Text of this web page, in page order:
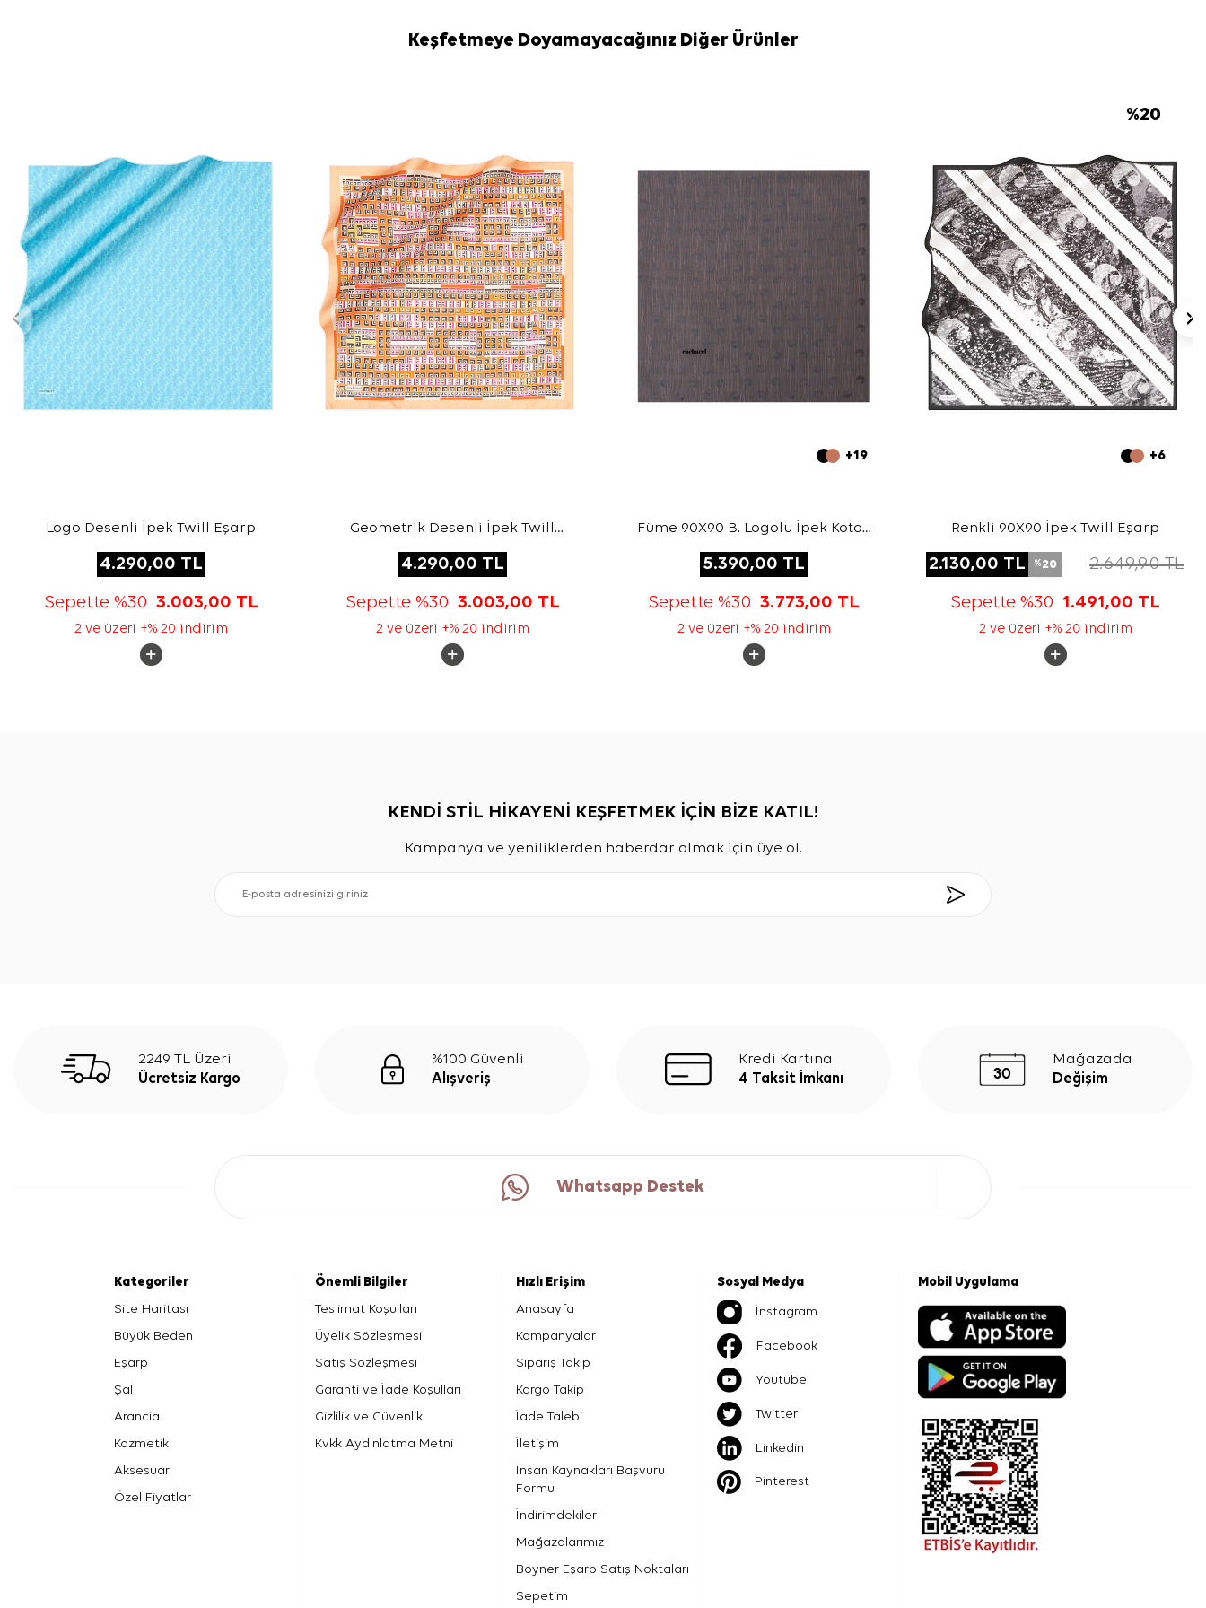
Yıkama ve bakım için ürün etiketindeki talimatları izleyiniz.
Hangi kıyafetlerle kombinlenebilir?
Keşfetmeye Doyamayacağınız Diğer Ürünler
Logo Desenli İpek Twill Eşarp
4.290,00 TL
Sepette %30 3.003,00 TL
2 ve üzeri +% 20 indirim
Geometrik Desenli İpek Twill
4.290,00 TL
Sepette %30 3.003,00 TL
2 ve üzeri +% 20 indirim
+19
Füme 90X90 B. Logolu İpek Koton
5.390,00 TL
Sepette %30 3.773,00 TL
2 ve üzeri +% 20 indirim
%20
+6
Renkli 90X90 İpek Twill Eşarp
2.130,00 TL %20 2.649,90TL
Sepette %30 1.491,00 TL
2 ve üzeri +% 20 indirim
KENDİ STİL HİKAYENİ KEŞFETMEK İÇİN BİZE KATIL!
Kampanya ve yeniliklerden haberdar olmak için üye ol.
2249 TL Üzeri
Ücretsiz Kargo
%100 Güvenli
Alışveriş
Kredi Kartına
4 Taksit İmkanı
Mağazada
Değişim
Whatsapp Destek
Kategoriler
Site Haritası
Büyük Beden
Eşarp
Şal
Arancia
Kozmetik
Aksesuar
Özel Fiyatlar
Önemli Bilgiler
Teslimat Koşulları
Üyelik Sözleşmesi
Satış Sözleşmesi
Garanti ve İade Koşulları
Gizlilik ve Güvenlik
Kvkk Aydınlatma Metni
Hızlı Erişim
Anasayfa
Kampanyalar
Sipariş Takip
Kargo Takip
İade Talebi
İletişim
İnsan Kaynakları Başvuru
Formu
İndirimdekiler
Mağazalarımız
Boyner Eşarp Satış Noktaları
Sepetim
Sosyal Medya
İnstagram
Facebook
Youtube
Twitter
Linkedin
Pinterest
Mobil Uygulama